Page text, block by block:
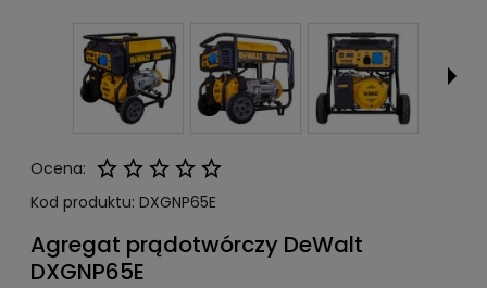
Ocena:
Kod produktu: DXGNP65E
Agregat prądotwórczy DeWalt
DXGNP65E